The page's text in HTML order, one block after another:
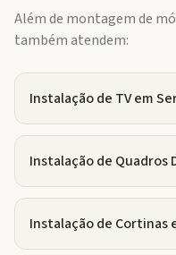
Além de montagem de
também atendem:
Instalação de TVem
Instalação de Quadros
Instalação de Cortinas